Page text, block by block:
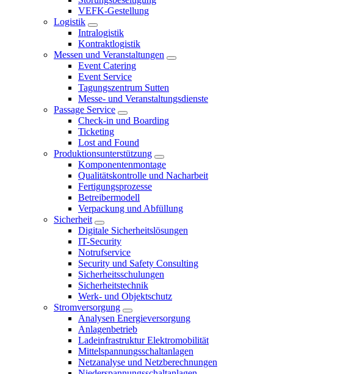
VEFK-Gestellung
Logistik
Intralogistik
Kontraktlogistik
Messen und Veranstaltungen
Event Catering
Event Service
Tagungszentrum Sutten
Messe- und Veranstaltungsdienste
Passage Service
Check-in und Boarding
Ticketing
Lost and Found
Produktionsunterstützung
Komponentenmontage
Qualitätskontrolle und Nacharbeit
Fertigungsprozesse
Betreibermodell
Verpackung und Abfüllung
Sicherheit
Digitale Sicherheitslösungen
IT-Security
Notrufservice
Security und Safety Consulting
Sicherheitsschulungen
Sicherheitstechnik
Werk- und Objektschutz
Stromversorgung
Analysen Energieversorgung
Anlagenbetrieb
Ladeinfrastruktur Elektromobilität
Mittelspannungsschaltanlagen
Netzanalyse und Netzberechnungen